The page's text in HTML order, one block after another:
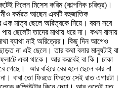
দিলেন মিসেস করিম (কাল্পনিক চরিত্র)।
কর্মরত আছেন একটি বহুজাতিক
এক মাত্র ছেলে অরিত্রকে নিয়ে। বয়স সবে
ছেলেটা তাদের মাথায় ধরে না। কখন বাসায়
ব্যাথা নাই অরিত্রের। কিছু দিন আগেও
না এই ছেলে। তার কথা বলার মানুষটাই বা
একা থাকে। আর করবেই বা কি। ঢাকা
গেছে। আর বাইরে বের হলে ছেলে কার না
বাবা তো ফিরতে ফিরতে সেই রাত এগারটা।